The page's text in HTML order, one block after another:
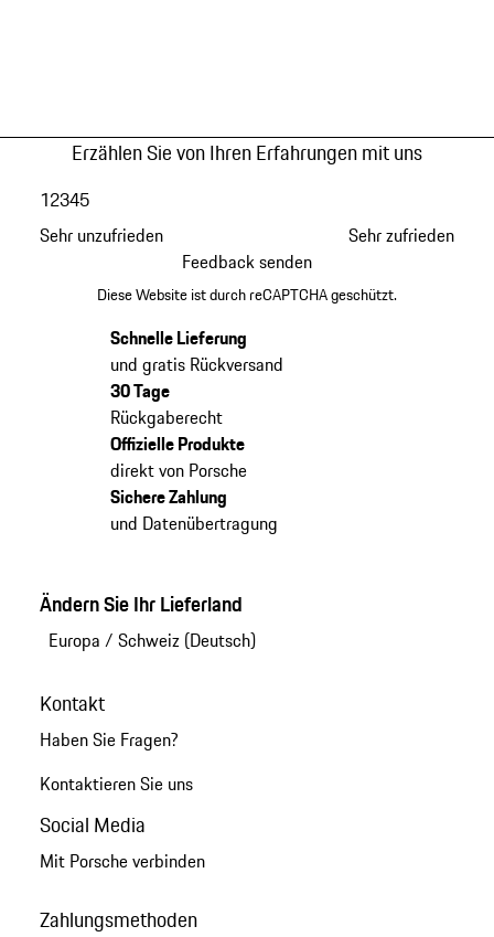
Erzählen Sie von Ihren Erfahrungen mit uns
Sehr unzufrieden
12345
Sehr zufrieden
Feedback senden
Diese Website ist durch reCAPTCHA geschützt.
Schnelle Lieferung
und gratis Rückversand
30 Tage
Rückgaberecht
Offizielle Produkte
direkt von Porsche
Sichere Zahlung
und Datenübertragung
Ändern Sie Ihr Lieferland
Europa / Schweiz (Deutsch)
Kontakt
Haben Sie Fragen?
Kontaktieren Sie uns
Social Media
Mit Porsche verbinden
Zahlungsmethoden